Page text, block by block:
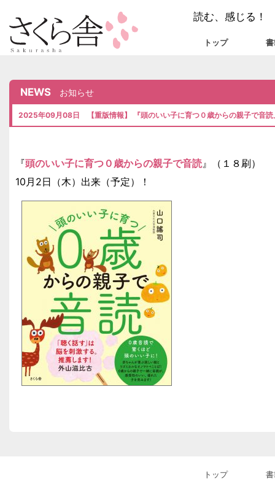
読む、感じる
トップ
NEWS お知らせ
2025年09月08日 【重版情報】 『頭のいい子に育つ０歳からの親子で音読
『頭のいい子に育つ０歳からの親子で音読』（１８刷）
10月2日（木）出来（予定）！
トップ